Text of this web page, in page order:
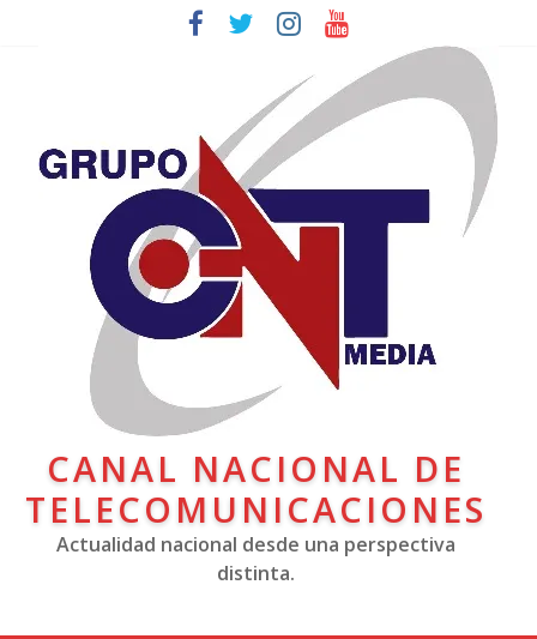
CANAL NACIONAL DE
TELECOMUNICACIONES
Actualidad nacional desde una perspectiva
distinta.